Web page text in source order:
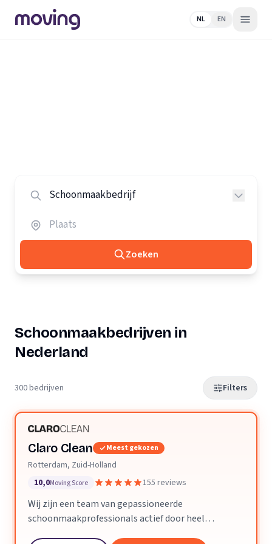
NL EN
Zoeken
Schoonmaakbedrijven in
Nederland
300 bedrijven Filters
Claro Clean Meest gekozen
Rotterdam, Zuid-Holland
10,0Moving Score 155 reviews
Wij zijn een team van gepassioneerde
schoonmaakprofessionals actief door heel